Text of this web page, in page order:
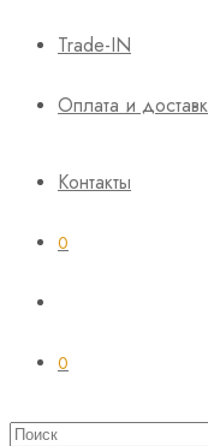
Trade-IN
Оплата и
Контакты
0
0